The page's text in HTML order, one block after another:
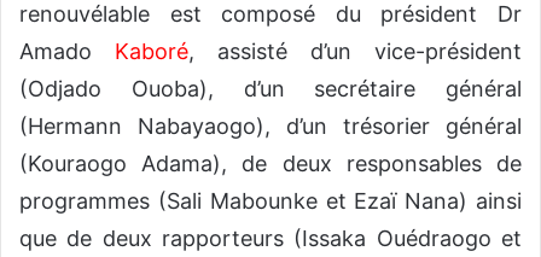
renouvélable est composé du président Dr
Amado Kaboré, assisté d’un vice-président
(Odjado Ouoba), d’un secrétaire général
(Hermann Nabayaogo), d’un trésorier général
(Kouraogo Adama), de deux responsables de
programmes (Sali Mabounke et Ezaï Nana) ainsi
que de deux rapporteurs (Issaka Ouédraogo et